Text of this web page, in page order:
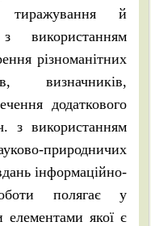
тиражування й
використанням
різноманітних
визначників,
додаткового
з використанням
природничих
інформаційно-
полягає у
якої є